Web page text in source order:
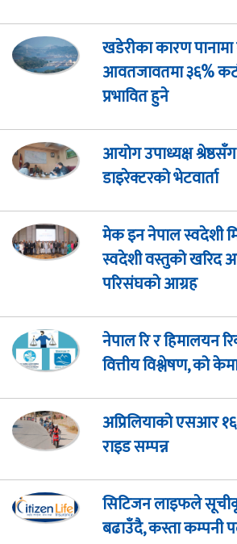
खडेरीका कारण
आवतजावतमा ३६%
प्रभावित हुने
आयोग उपाध्यक्ष
डाइरेक्टरको भेटवार्ता
मेक इन नेपाल स्वदेशी
स्वदेशी वस्तुको खरिद
परिसंघको आग्रह
नेपाल रि र हिमालयन
वित्तीय विश्लेषण, को
अप्रिलियाको एसआर
राइड सम्पन्न
सिटिजन लाइफले
बढाउँदै, कस्ता कम्पनी